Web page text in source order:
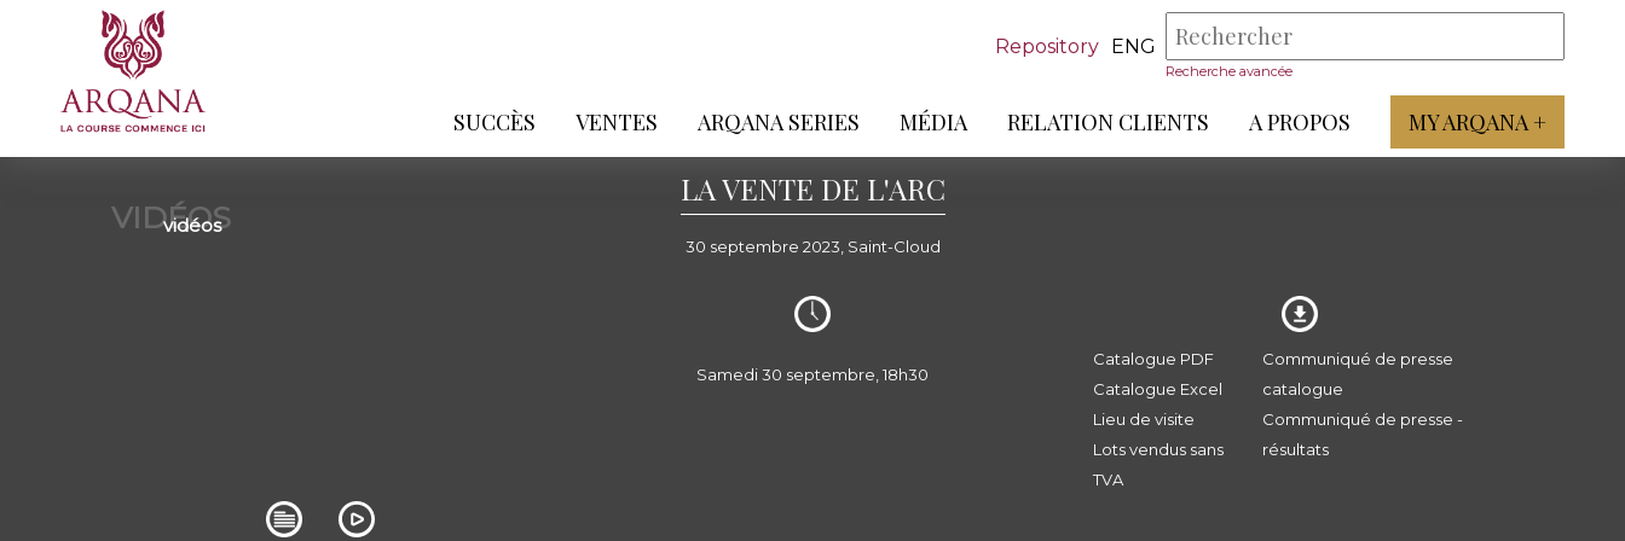
Repository ENG
Recherche avancée
SUCCÈS VENTES ARQANA SERIES MÉDIA RELATION CLIENTS A PROPOS MY ARQANA +
VIDÉOS
vidéos
LA VENTE DE L'ARC
30 septembre 2023, Saint-Cloud
Samedi 30 septembre, 18h30
Catalogue PDF
Catalogue Excel
Lieu de visite
Lots vendus sans
TVA
Communiqué de presse
catalogue
Communiqué de presse -
résultats